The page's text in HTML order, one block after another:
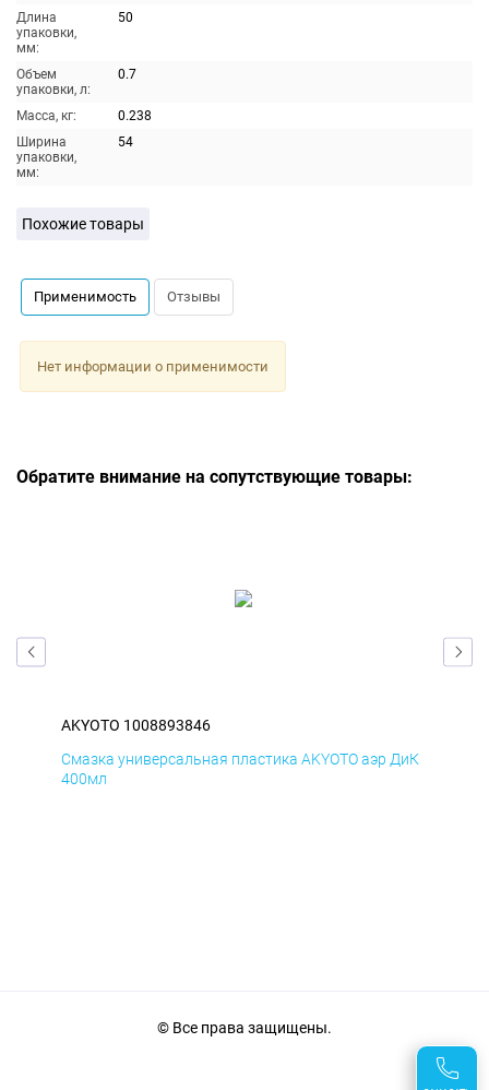
Длина
упаковки,
мм:
50
Объем
упаковки, л:
0.7
Масса, кг:
0.238
Ширина
упаковки,
мм:
54
Похожие товары
Применимость Отзывы
Нет информации о применимости
Обратите внимание на сопутствующие товары:
AKYOTO 1008893846
Смазка универсальная пластика AKYOTO аэр ДиК
400мл
© Все права защищены.